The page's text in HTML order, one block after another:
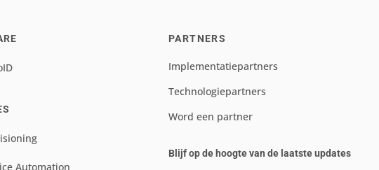
Automation
PARTNERS
Implementatiepartners
Technologiepartners
Word een partner
Blijf op de hoogte van de laatste updates